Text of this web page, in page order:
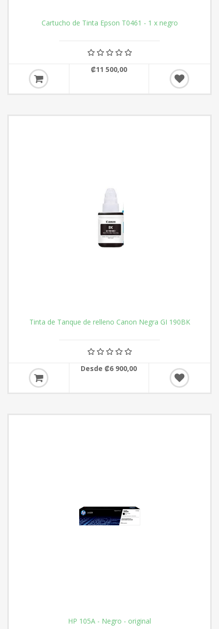
Cartucho de Tinta Epson T0461 - 1 x negro
₡11 500,00
Tinta de Tanque de relleno Canon Negra GI 190BK
Desde ₡6 900,00
HP 105A - Negro - original